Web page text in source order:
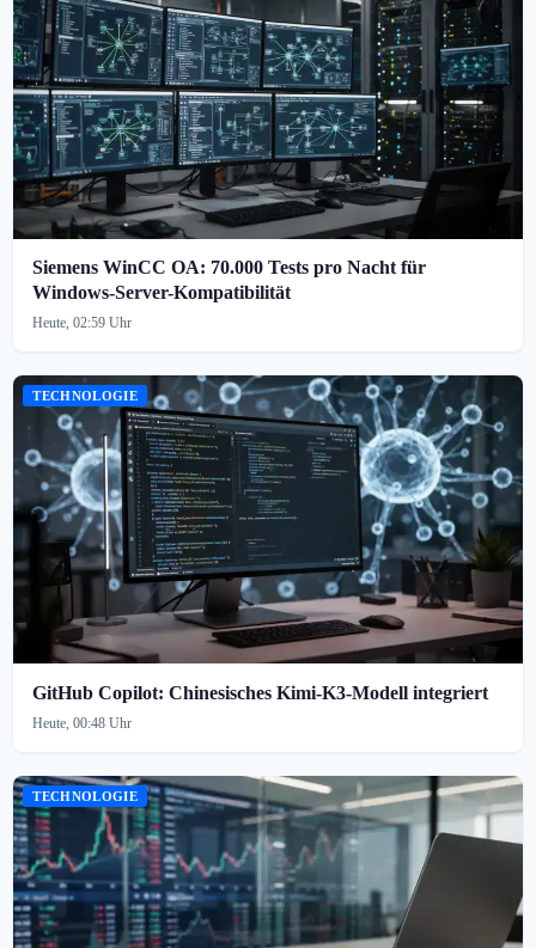
Siemens WinCC OA: 70.000 Tests pro Nacht für
Windows-Server-Kompatibilität
Heute, 02:59 Uhr
TECHNOLOGIE
GitHub Copilot: Chinesisches Kimi-K3-Modell integriert
Heute, 00:48 Uhr
TECHNOLOGIE